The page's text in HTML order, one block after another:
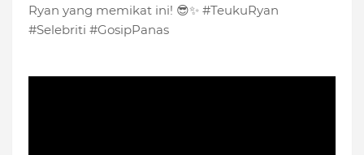
Ryan yang memikat ini! 😎✨ #TeukuRyan
#Selebriti #GosipPanas